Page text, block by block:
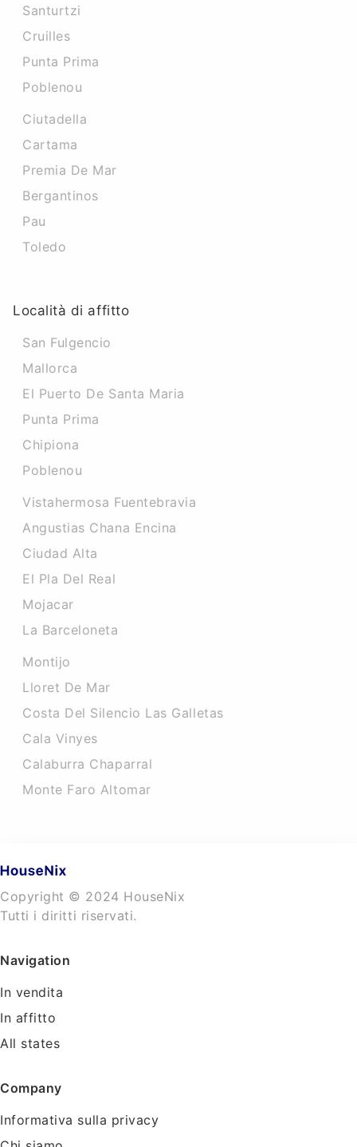
Santurtzi
Cruilles
Punta Prima
Poblenou
Ciutadella
Cartama
Premia De Mar
Bergantinos
Pau
Toledo
Località di affitto
San Fulgencio
Mallorca
El Puerto De Santa Maria
Punta Prima
Chipiona
Poblenou
Vistahermosa Fuentebravia
Angustias Chana Encina
Ciudad Alta
El Pla Del Real
Mojacar
La Barceloneta
Montijo
Lloret De Mar
Costa Del Silencio Las Galletas
Cala Vinyes
Calaburra Chaparral
Monte Faro Altomar
Copyright © 2024 HouseNix
Tutti i diritti riservati.
Navigation
In vendita
In affitto
All states
Company
Informativa sulla privacy